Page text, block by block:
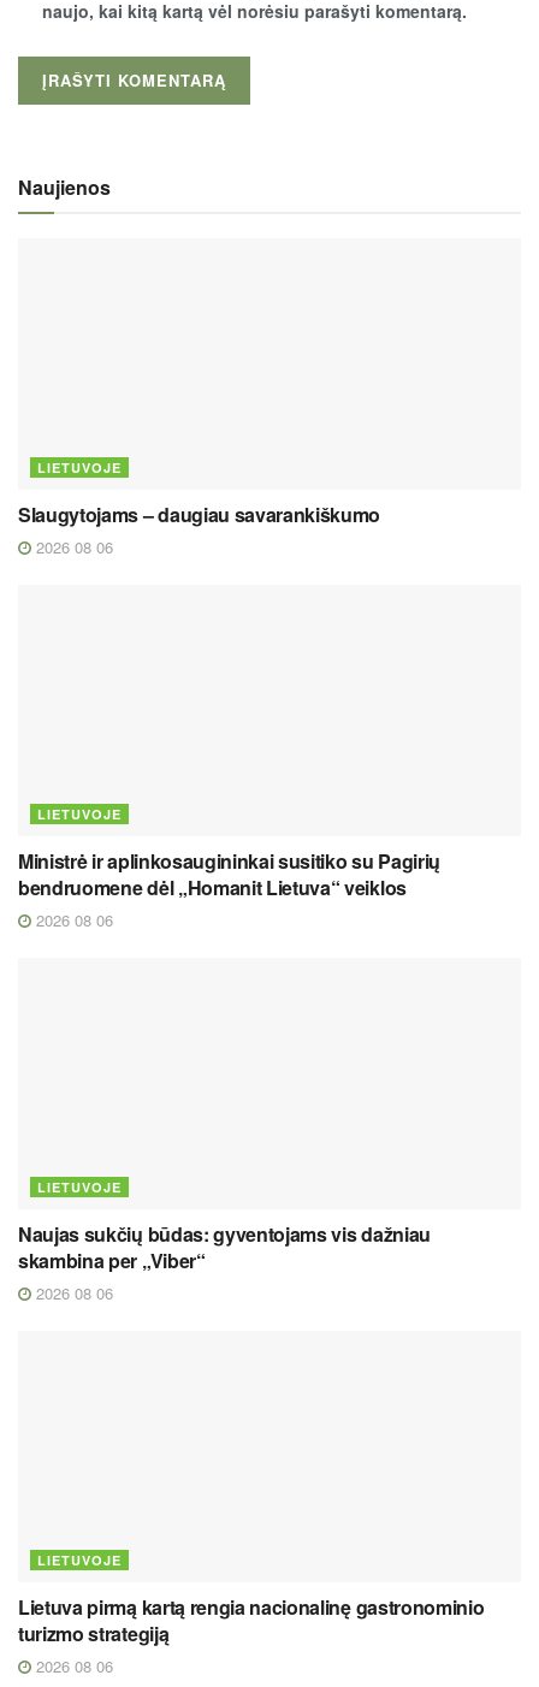
naujo, kai kitą kartą vėl norėsiu parašyti komentarą.
Naujienos
LIETUVOJE
Slaugytojams – daugiau savarankiškumo
2026 08 06
LIETUVOJE
Ministrė ir aplinkosaugininkai susitiko su Pagirių
bendruomene dėl „Homanit Lietuva“ veiklos
2026 08 06
LIETUVOJE
Naujas sukčių būdas: gyventojams vis dažniau
skambina per „Viber“
2026 08 06
LIETUVOJE
Lietuva pirmą kartą rengia nacionalinę gastronominio
turizmo strategiją
2026 08 06